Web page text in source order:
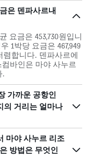
은 덴파사르내
요금은 453,730원입니
1박당 요금은 467,949
렴합니다. 덴파사르에
바인은 마야 사누르
.
가까운 공항인
의 거리는 얼마나
마야 사누르 리조
방법은 무엇인